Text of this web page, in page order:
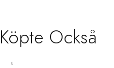
Också